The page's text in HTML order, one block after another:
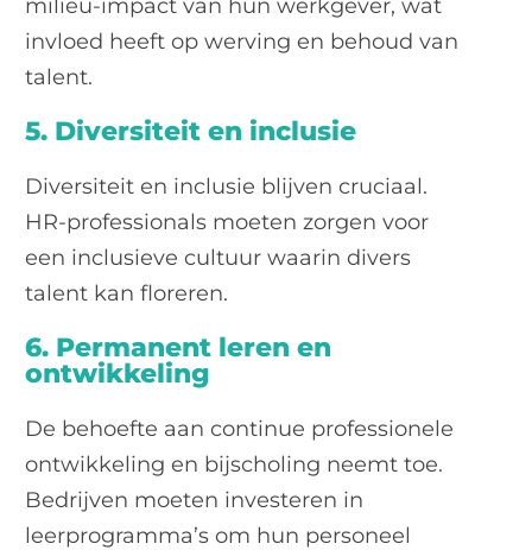
milieu-impact van hun werkgever, wat
invloed heeft op werving en behoud van
talent.
5. Diversiteit en inclusie
Diversiteit en inclusie blijven cruciaal.
HR-professionals moeten zorgen voor
een inclusieve cultuur waarin divers
talent kan floreren.
6. Permanent leren en
ontwikkeling
De behoefte aan continue professionele
ontwikkeling en bijscholing neemt toe.
Bedrijven moeten investeren in
leerprogramma’s om hun personeel